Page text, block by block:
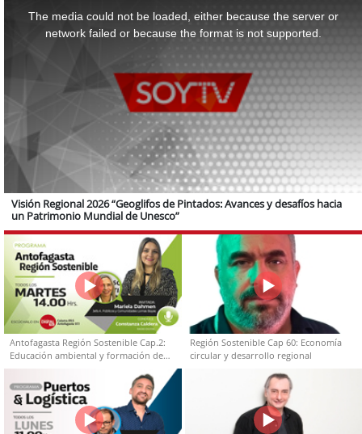
The media could not be loaded, either because the server or
network failed or because the format is not supported.
Visión Regional 2026 “Geoglifos de Pintados: Avances y desafíos hacia
un Patrimonio Mundial de Unesco”
Antofagasta Región Sostenible Cap.2:
Educación ambiental y formación de
capacidades técnicas
Región Sostenible Cap 60: Economía
circular y desarrollo regional